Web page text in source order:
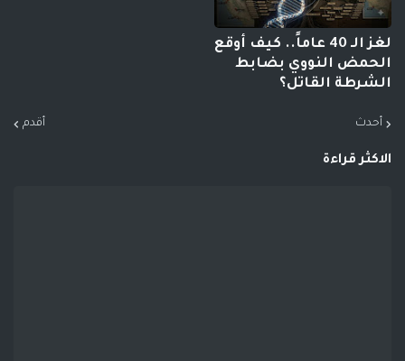
لغز الـ 40 عاماً.. كيف أوقع
الحمض النووي بضابط
الشرطة القاتل؟
أحدث أقدم
الاكثر قراءة